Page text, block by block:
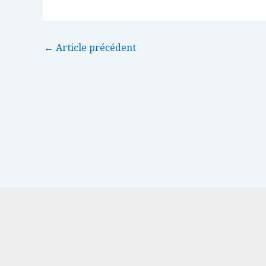
← Article précédent